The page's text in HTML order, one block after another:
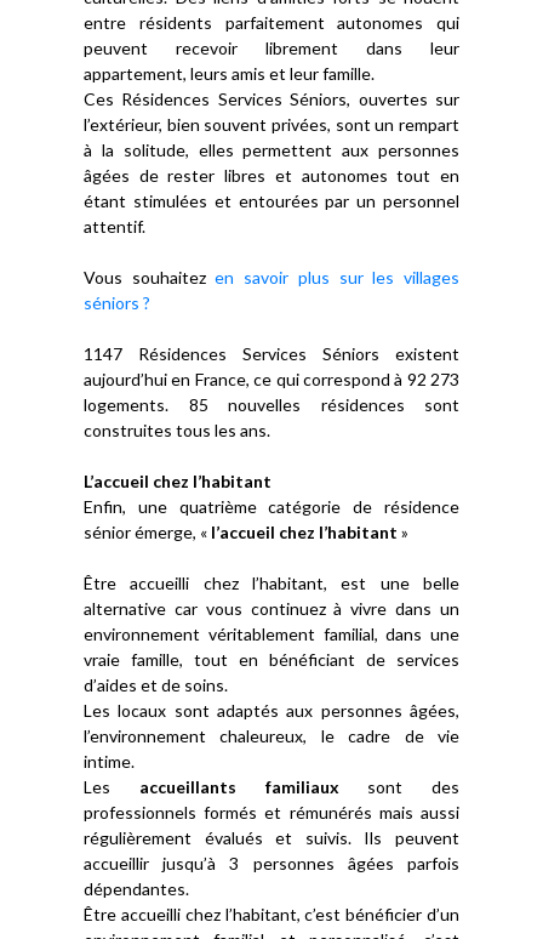
entre résidents parfaitement autonomes qui
peuvent recevoir librement dans leur
appartement, leurs amis et leur famille.
Ces Résidences Services Séniors, ouvertes sur
l’extérieur, bien souvent privées, sont un rempart
à la solitude, elles permettent aux personnes
âgées de rester libres et autonomes tout en
étant stimulées et entourées par un personnel
attentif.
Vous souhaitezen savoir plus sur les villages
séniors ?
1147 Résidences Services Séniors existent
aujourd’hui en France, ce qui correspond à 92 273
logements. 85 nouvelles résidences sont
construites tous les ans.
L’accueil chez l’habitant
Enfin, une quatrième catégorie de résidence
sénior émerge, « l’accueil chez l’habitant »
Être accueilli chez l’habitant, est une belle
alternative car vous continuez à vivre dans un
environnement véritablement familial, dans une
vraie famille, tout en bénéficiant de services
d’aides et de soins.
Les locaux sont adaptés aux personnes âgées,
l’environnement chaleureux, le cadre de vie
intime.
Les accueillants familiaux sont des
professionnels formés et rémunérés mais aussi
régulièrement évalués et suivis. Ils peuvent
accueillir jusqu’à 3 personnes âgées parfois
dépendantes.
Être accueilli chez l’habitant, c’est bénéficier d’un